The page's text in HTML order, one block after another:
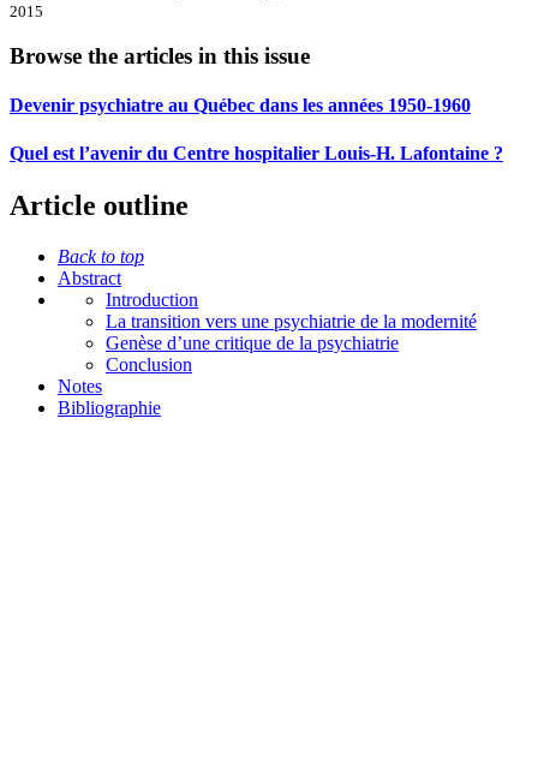
2015
Browse the articles in this issue
Devenir psychiatre au Québec dans les années 1950-1960
Quel est l’avenir du Centre hospitalier Louis-H. Lafontaine ?
Article outline
Back to top
Abstract
Introduction
La transition vers une psychiatrie de la modernité
Genèse d’une critique de la psychiatrie
Conclusion
Notes
Bibliographie